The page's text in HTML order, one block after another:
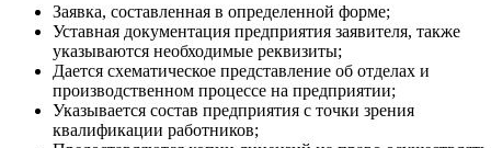
Заявка, составленная в определенной форме;
Уставная документация предприятия заявителя, также
указываются необходимые реквизиты;
Дается схематическое представление об отделах и
производственном процессе на предприятии;
Указывается состав предприятия с точки зрения
квалификации работников;